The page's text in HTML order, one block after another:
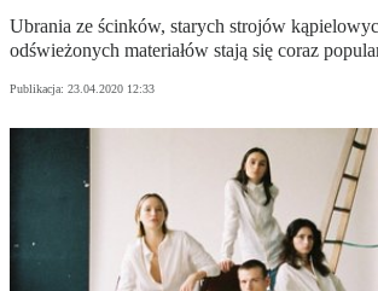
Ubrania ze ścinków, starych strojów
odświeżonych materiałów stają się coraz
Publikacja: 23.04.2020 12:33